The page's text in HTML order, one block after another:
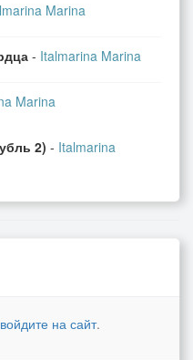
Marina
- Italmarina Marina
Marina
2) - Italmarina
войдите на сайт.